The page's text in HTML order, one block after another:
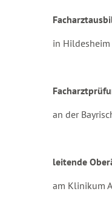
in
an der
leitende
am Klinikum